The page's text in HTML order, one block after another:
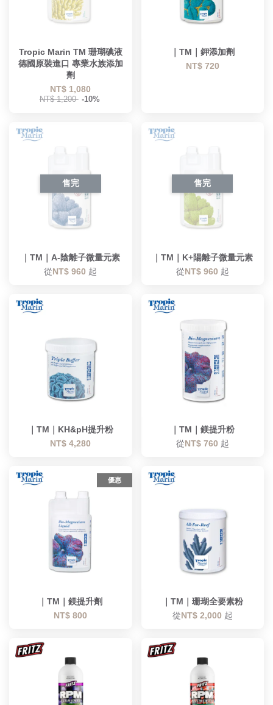
Tropic Marin TM 珊瑚碘液
德國原裝進口 專業水族添加
劑
NT$ 1,080
NT$ 1,200 -10%
｜TM｜鉀添加劑
NT$ 720
售完
｜TM｜A-陰離子微量元素
從NT$ 960 起
售完
｜TM｜K+陽離子微量元素
從NT$ 960 起
｜TM｜KH&pH提升粉
NT$ 4,280
｜TM｜鎂提升粉
從NT$ 760 起
優惠
｜TM｜鎂提升劑
NT$ 800
｜TM｜珊瑚全要素粉
從NT$ 2,000 起